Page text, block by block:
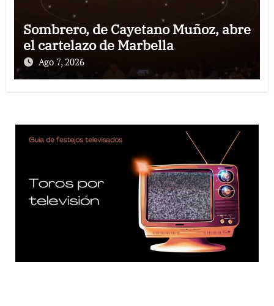
Sombrero, de Cayetano Muñoz, abre
el cartelazo de Marbella
Ago 7, 2026